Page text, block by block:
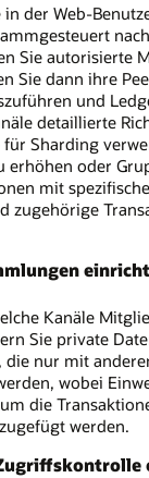
in der Web-
Sie autorisierte
Sie dann ihre
und
detaillierte
Sharding
erhöhen oder
mit
zugehörige
Kanäle
Sie private
die nur mit
wobei
die
werden.